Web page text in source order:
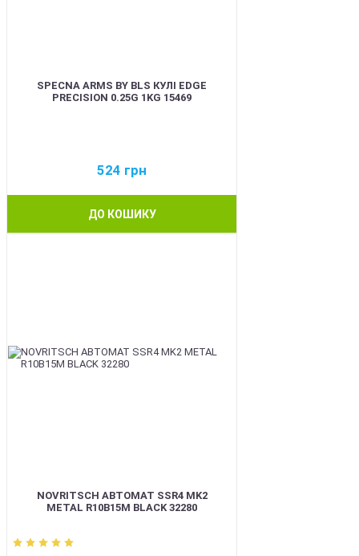
SPECNA ARMS BY BLS КУЛІ EDGE
PRECISION 0.25G 1KG 15469
524 грн
ДО КОШИКУ
NOVRITSCH АВТОМАТ SSR4 MK2
METAL R10B15M BLACK 32280